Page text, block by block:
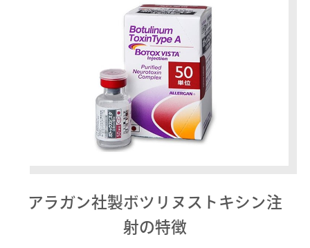
アラガン社製ボツリヌストキシン注
射の特徴